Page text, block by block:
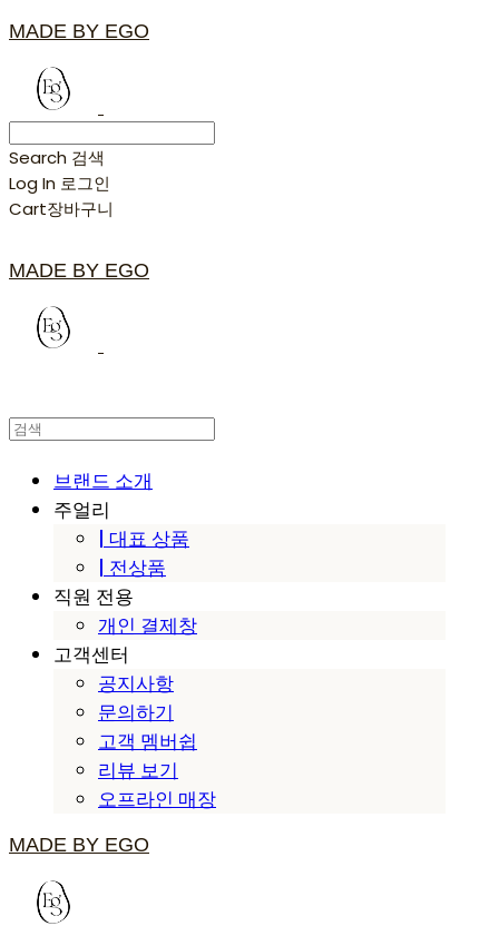
MADE BY EGO
Search 검색
Log In 로그인
Cart장바구니
MADE BY EGO
브랜드 소개
주얼리
| 대표 상품
| 전상품
직원 전용
개인 결제창
고객센터
공지사항
문의하기
고객 멤버쉽
리뷰 보기
오프라인 매장
MADE BY EGO